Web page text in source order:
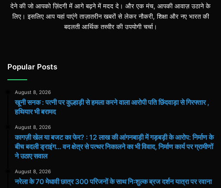
देने की जो आपको ज़िंदगी में आगे बढ़ने में मदद दे। और एक मंच, आपकी आवाज़ उठाने के
लिए। इसलिए आप यहां पाएंगे ताज़ातरीन खबरों से लेकर नौकरी, शिक्षा और नए भारत की
बदलती आर्थिक तस्वीर की उपयोगी चर्चा।
Popular Posts
August 8, 2026
खूनी सनक : पत्नी पर कुल्हाड़ी से हमला करने वाला आरोपी पति छिंदवाड़ा से गिरफ्तार ,
हथियार भी बरामद
August 8, 2026
कागज़ी खेल या बजट का फेर? : 12 लाख की आंगनबाड़ी में गड़बड़ी के आरोप: निर्माण के
बीच बदली ड्राइंग… वन क्षेत्र से पत्थर निकालने का भी विवाद, निर्माण कार्य पर ग्रामीणों
ने उठाए सवाल
August 8, 2026
नरेला के 70 मेधावी छात्र 300 परिजनों के साथ निःशुल्क ब्रज दर्शन यात्रा पर रवाना